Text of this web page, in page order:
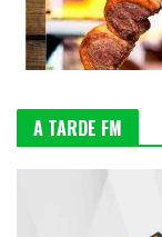
A TARDE FM